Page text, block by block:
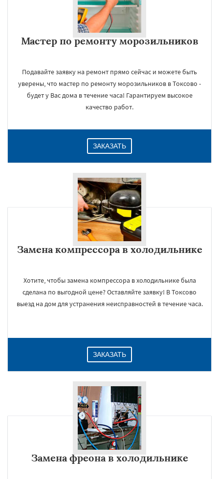
Мастер по ремонту морозильников
Подавайте заявку на ремонт прямо сейчас и можете быть
уверены, что мастер по ремонту морозильников в Токсово -
будет у Вас дома в течение часа! Гарантируем высокое
качество работ.
ЗАКАЗАТЬ
Замена компрессора в холодильнике
Хотите, чтобы замена компрессора в холодильнике была
сделана по выгодной цене? Оставляйте заявку! В Токсово
выезд на дом для устранения неисправностей в течение часа.
ЗАКАЗАТЬ
Замена фреона в холодильнике
Даю согласие на обработку персональных данных